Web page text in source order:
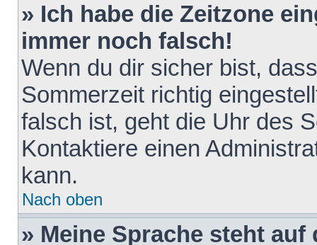
» Ich habe die Zeitzone
immer noch falsch!
Wenn du dir sicher bist,
Sommerzeit richtig
falsch ist, geht die Uhr des
Kontaktiere einen
kann.
Nach oben
» Meine Sprache steht